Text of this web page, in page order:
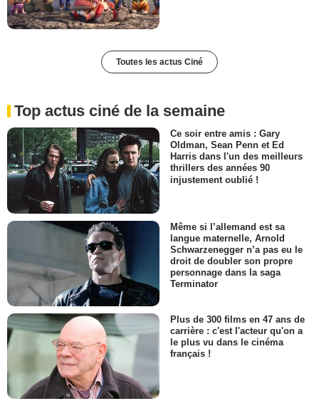
Toutes les actus Ciné
Top actus ciné de la semaine
Ce soir entre amis : Gary
Oldman, Sean Penn et Ed
Harris dans l'un des meilleurs
thrillers des années 90
injustement oublié !
Même si l’allemand est sa
langue maternelle, Arnold
Schwarzenegger n’a pas eu le
droit de doubler son propre
personnage dans la saga
Terminator
Plus de 300 films en 47 ans de
carrière : c'est l'acteur qu'on a
le plus vu dans le cinéma
français !